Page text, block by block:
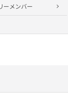
ーメンバー